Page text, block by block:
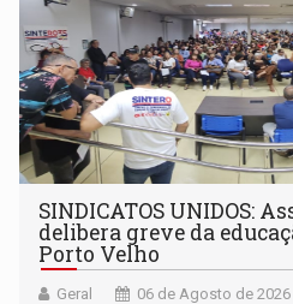
SINDICATOS UNIDOS:
delibera greve da
Porto Velho
Geral 06 de Agosto de 2026